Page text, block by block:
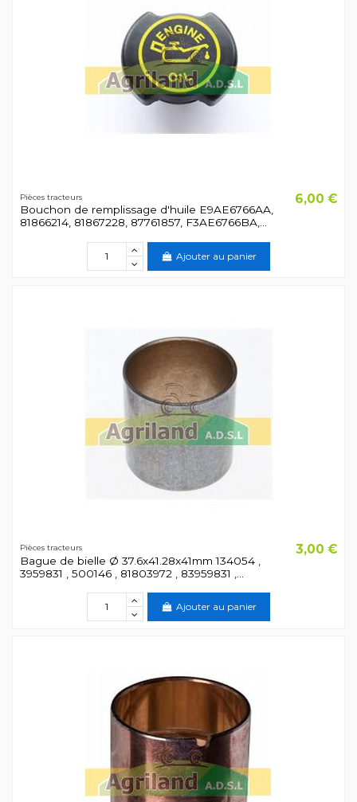
Pièces tracteurs
Bouchon de remplissage d'huile E9AE6766AA,
81866214, 81867228, 87761857, F3AE6766BA,...
6,00 €
Ajouter au panier
Pièces tracteurs
Bague de bielle Ø 37.6x41.28x41mm 134054 ,
3959831 , 500146 , 81803972 , 83959831 ,...
3,00 €
Ajouter au panier